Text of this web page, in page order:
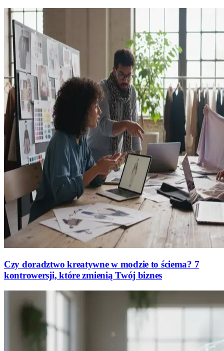
Czy doradztwo kreatywne w modzie to ściema? 7
kontrowersji, które zmienią Twój biznes